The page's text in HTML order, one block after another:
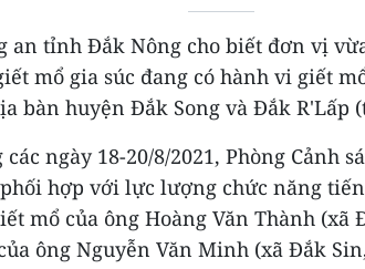
an tỉnh Đắk Nông cho biết đơn vị
mổ gia súc đang có hành vi giết
bàn huyện Đắk Song và Đắk R'Lấp
ngày 18-20/8/2021, Phòng Cảnh
hợp với lực lượng chức năng
mổ của ông Hoàng Văn Thành (xã
ông Nguyễn Văn Minh (xã Đắk